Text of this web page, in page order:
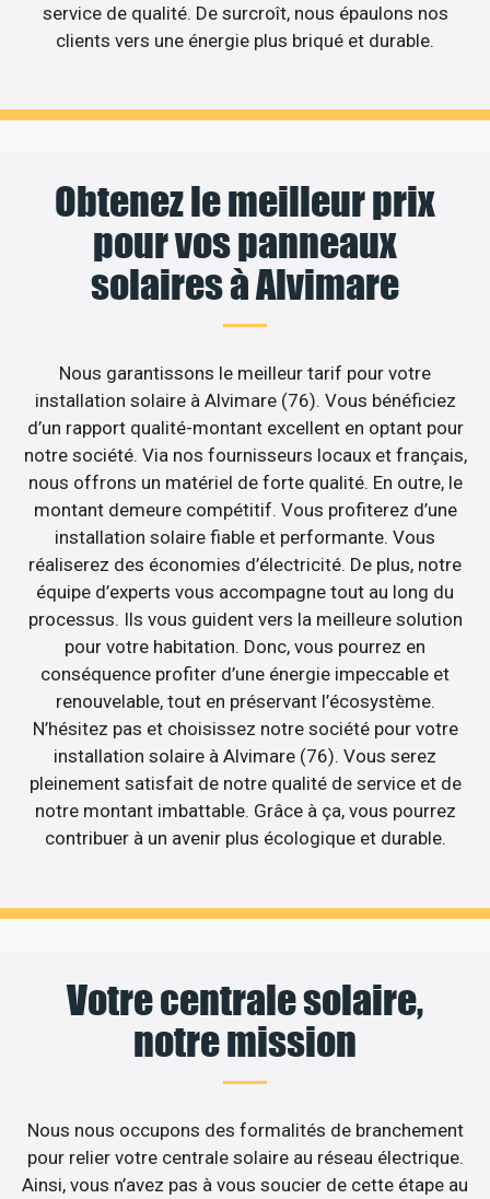
service de qualité. De surcroît, nous épaulons nos
clients vers une énergie plus briqué et durable.
Obtenez le meilleur prix
pour vos panneaux
solaires à Alvimare
Nous garantissons le meilleur tarif pour votre
installation solaire à Alvimare (76). Vous bénéficiez
d’un rapport qualité-montant excellent en optant pour
notre société. Via nos fournisseurs locaux et français,
nous offrons un matériel de forte qualité. En outre, le
montant demeure compétitif. Vous profiterez d’une
installation solaire fiable et performante. Vous
réaliserez des économies d’électricité. De plus, notre
équipe d’experts vous accompagne tout au long du
processus. Ils vous guident vers la meilleure solution
pour votre habitation. Donc, vous pourrez en
conséquence profiter d’une énergie impeccable et
renouvelable, tout en préservant l’écosystème.
N’hésitez pas et choisissez notre société pour votre
installation solaire à Alvimare (76). Vous serez
pleinement satisfait de notre qualité de service et de
notre montant imbattable. Grâce à ça, vous pourrez
contribuer à un avenir plus écologique et durable.
Votre centrale solaire,
notre mission
Nous nous occupons des formalités de branchement
pour relier votre centrale solaire au réseau électrique.
Ainsi, vous n’avez pas à vous soucier de cette étape au